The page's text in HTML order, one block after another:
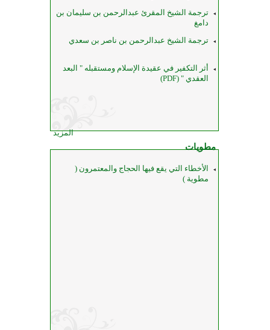
ترجمة الشيخ المقرئ عبدالرحمن بن سليمان بن
دامغ
ترجمة الشيخ عبدالرحمن بن ناصر بن سعدي
أثر التكفير في عقيدة الإسلام ومستقبله " البعد
العقدي " (PDF)
المزيد
مطويات
الأخطاء التي يقع فيها الحجاج والمعتمرون (
مطوية )